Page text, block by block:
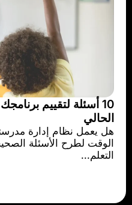
10 أسئلة لتقييم
الحالي
هل يعمل نظام إدارة
الوقت لطرح الأسئلة
التعلم...